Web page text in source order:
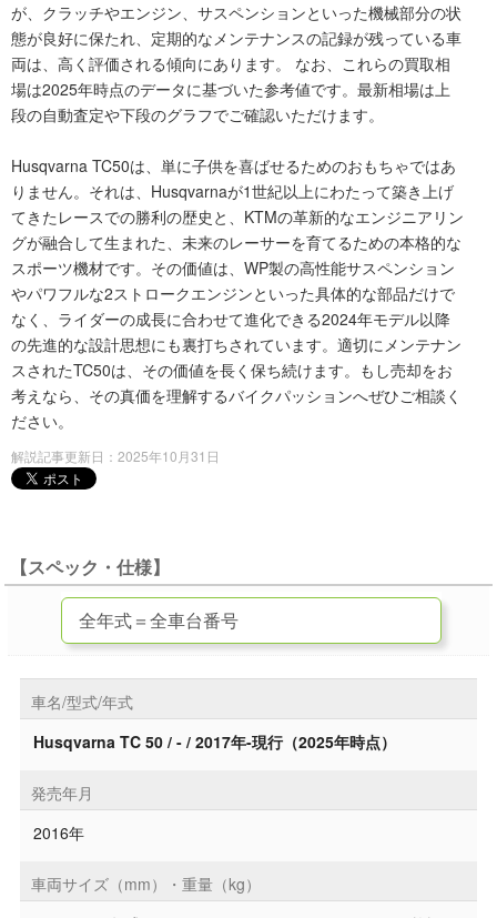
が、クラッチやエンジン、サスペンションといった機械部分の状
態が良好に保たれ、定期的なメンテナンスの記録が残っている車
両は、高く評価される傾向にあります。 なお、これらの買取相
場は2025年時点のデータに基づいた参考値です。最新相場は上
段の自動査定や下段のグラフでご確認いただけます。
Husqvarna TC50は、単に子供を喜ばせるためのおもちゃではあ
りません。それは、Husqvarnaが1世紀以上にわたって築き上げ
てきたレースでの勝利の歴史と、KTMの革新的なエンジニアリン
グが融合して生まれた、未来のレーサーを育てるための本格的な
スポーツ機材です。その価値は、WP製の高性能サスペンション
やパワフルな2ストロークエンジンといった具体的な部品だけで
なく、ライダーの成長に合わせて進化できる2024年モデル以降
の先進的な設計思想にも裏打ちされています。適切にメンテナン
スされたTC50は、その価値を長く保ち続けます。もし売却をお
考えなら、その真価を理解するバイクパッションへぜひご相談く
ださい。
解説記事更新日：2025年10月31日
【スペック・仕様】
車名/型式/年式
Husqvarna TC 50 / - / 2017年-現行（2025年時点）
発売年月
2016年
車両サイズ（mm）・重量（kg）